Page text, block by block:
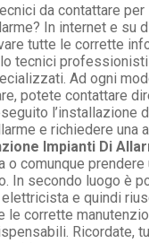
da contattare per
In internet e su
tutte le corrette
tecnici
Ad ogni
potete contattare
l’installazione
e richiedere una
Impianti Di
o comunque prendere
In secondo luogo è
e quindi
le corrette
Ricordate,